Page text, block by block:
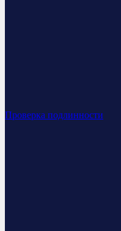
Проверка подлинности